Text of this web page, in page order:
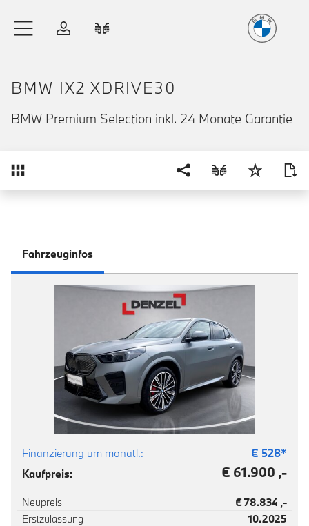
Anmelden
BMW IX2 XDRIVE30
BMW Premium Selection inkl. 24 Monate Garantie
Fahrzeuginfos
Finanzierung um monatl.: € 528*
Kaufpreis:
€ 61.900 ,-
Neupreis
€ 78.834 ,-
Erstzulassung
10.2025